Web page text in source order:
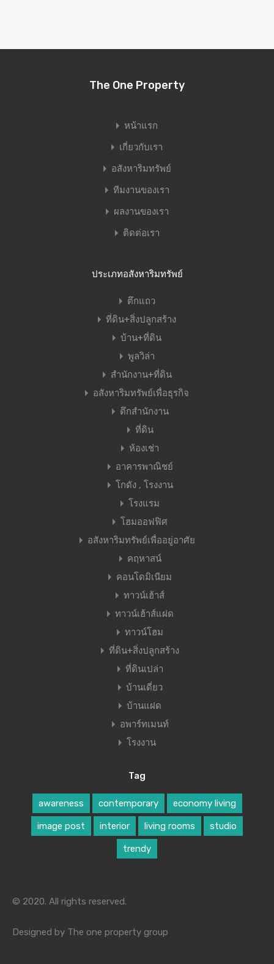
The One Property
หน้าแรก
เกี่ยวกับเรา
อสังหาริมทรัพย์
ทีมงานของเรา
ผลงานของเรา
ติดต่อเรา
ประเภทอสังหาริมทรัพย์
ตึกแถว
ที่ดิน+สิ่งปลูกสร้าง
บ้าน+ที่ดิน
พูลวิล่า
สำนักงาน+ที่ดิน
อสังหาริมทรัพย์เพื่อธุรกิจ
ตึกสำนักงาน
ที่ดิน
ห้องเช่า
อาคารพาณิชย์
โกดัง , โรงงาน
โรงแรม
โฮมออฟฟิศ
อสังหาริมทรัพย์เพื่ออยู่อาศัย
คฤหาสน์
คอนโดมิเนียม
ทาวน์เฮ้าส์
ทาวน์เฮ้าส์แฝด
ทาวน์โฮม
ที่ดิน+สิ่งปลูกสร้าง
ที่ดินเปล่า
บ้านเดี่ยว
บ้านแฝด
อพาร์ทเมนท์
โรงงาน
Tag
awareness contemporary economy living
image post interior living rooms studio
trendy
© 2020. All rights reserved.
Designed by The one property group